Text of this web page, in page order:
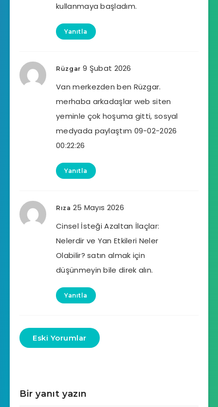
kullanmaya başladım.
Yanıtla
Rüzgar 9 Şubat 2026
Van merkezden ben Rüzgar.
merhaba arkadaşlar web siten
yeminle çok hoşuma gitti, sosyal
medyada paylaştım 09-02-2026
00:22:26
Yanıtla
Rıza 25 Mayıs 2026
Cinsel İsteği Azaltan İlaçlar:
Nelerdir ve Yan Etkileri Neler
Olabilir? satın almak için
düşünmeyin bile direk alın.
Yanıtla
Eski Yorumlar
Bir yanıt yazın